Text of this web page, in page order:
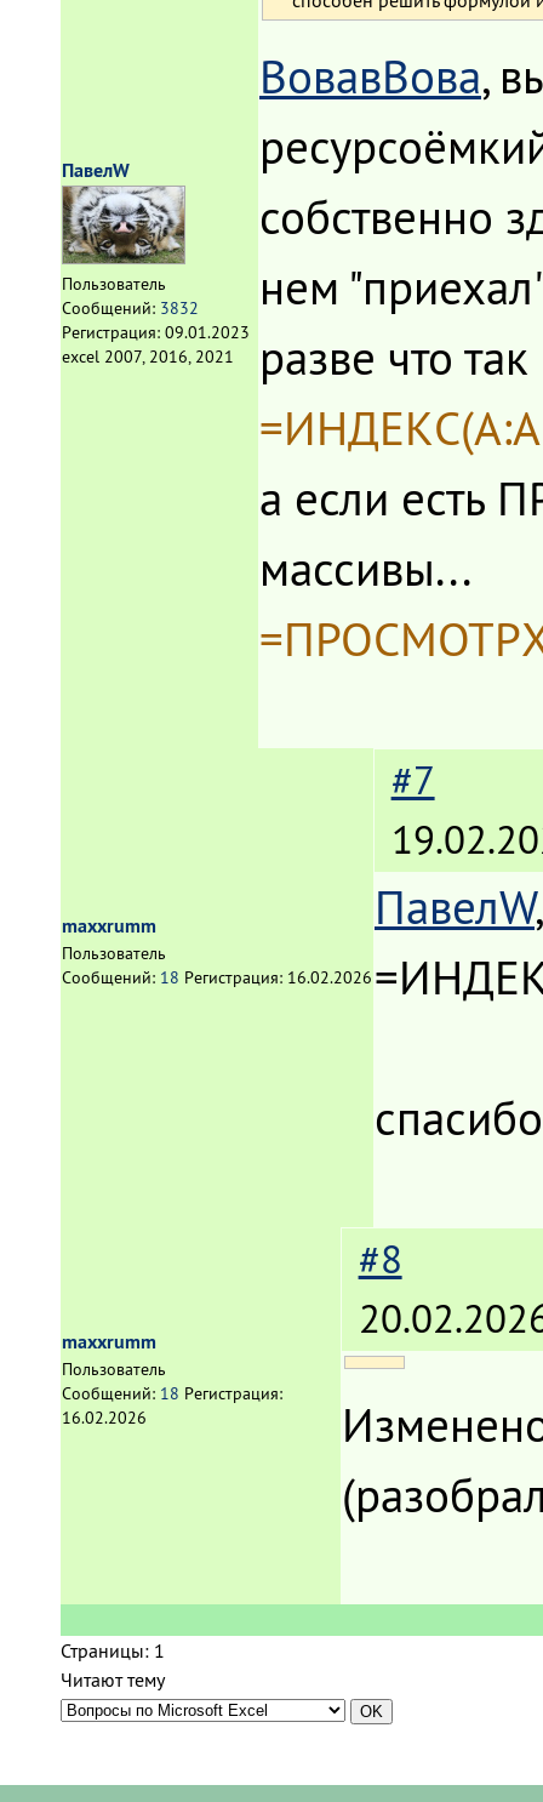
ПавелW
Пользователь
Сообщений: 3832
Регистрация: 09.01.2023
excel 2007, 2016, 2021
ВовавВова,
собственно
нем
разве что
а если есть
массивы...
maxxrumm
Пользователь
Сообщений: 18 Регистрация: 16.02.2026
#7
ПавелW
maxxrumm
Пользователь
Сообщений: 18 Регистрация:
16.02.2026
#8
(
Страницы: 1
Читают тему